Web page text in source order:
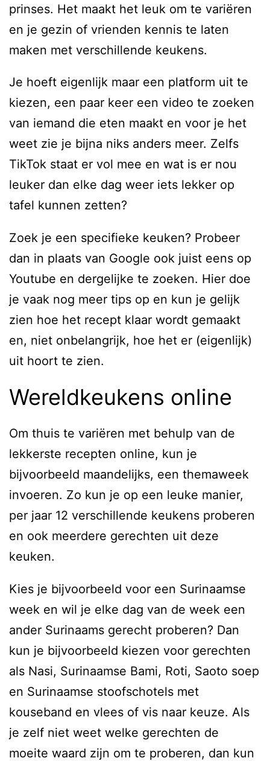
prinses. Het maakt het leuk om te variëren
en je gezin of vrienden kennis te laten
maken met verschillende keukens.
Je hoeft eigenlijk maar een platform uit te
kiezen, een paar keer een video te zoeken
van iemand die eten maakt en voor je het
weet zie je bijna niks anders meer. Zelfs
TikTok staat er vol mee en wat is er nou
leuker dan elke dag weer iets lekker op
tafel kunnen zetten?
Zoek je een specifieke keuken? Probeer
dan in plaats van Google ook juist eens op
Youtube en dergelijke te zoeken. Hier doe
je vaak nog meer tips op en kun je gelijk
zien hoe het recept klaar wordt gemaakt
en, niet onbelangrijk, hoe het er (eigenlijk)
uit hoort te zien.
Wereldkeukens online
Om thuis te variëren met behulp van de
lekkerste recepten online, kun je
bijvoorbeeld maandelijks, een themaweek
invoeren. Zo kun je op een leuke manier,
per jaar 12 verschillende keukens proberen
en ook meerdere gerechten uit deze
keuken.
Kies je bijvoorbeeld voor een Surinaamse
week en wil je elke dag van de week een
ander Surinaams gerecht proberen? Dan
kun je bijvoorbeeld kiezen voor gerechten
als Nasi, Surinaamse Bami, Roti, Saoto soep
en Surinaamse stoofschotels met
kouseband en vlees of vis naar keuze. Als
je zelf niet weet welke gerechten de
moeite waard zijn om te proberen, dan kun